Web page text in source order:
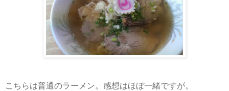
こちらは普通のラーメン。感想はほぼ一緒ですが。